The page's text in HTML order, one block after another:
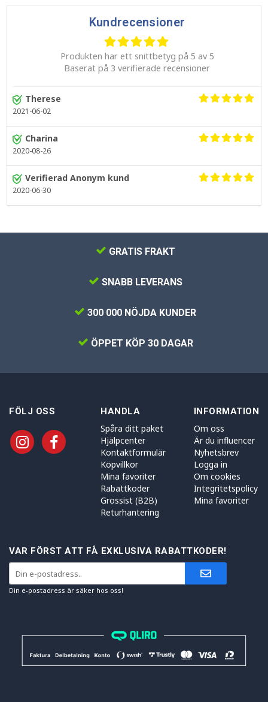
Kundrecensioner
Produkten har ett snittbetyg på 5 av 5
Baserat på 3 verifierade recensioner
Therese
2021-06-02
Charina
2020-08-26
Verifierad Anonym kund
2020-06-30
GRATIS FRAKT
SNABB LEVERANS
300 000 NÖJDA KUNDER
ÖPPET KÖP 30 DAGAR
FÖLJ OSS HANDLA
Spåra ditt paket
Hjälpcenter
Kontaktformulär
Köpvillkor
Mina favoriter
Rabattkoder
Grossist (B2B)
Returhantering
INFORMATION
Om oss
Är du influencer
Nyhetsbrev
Logga in
Om cookies
Integritetspolicy
Mina favoriter
VAR FÖRST ATT FÅ EXKLUSIVA RABATTKODER!
Din e-postadress är säker hos oss!